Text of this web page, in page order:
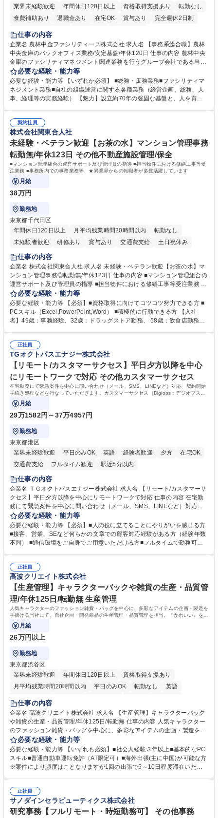
業界未経験歓迎
年間休日120日以上 資格取得支援あり
転勤なし
食費補助あり
退職金あり 在宅OK 賞与あり
完全週休2日制
インセンティブあり
仕事の内容
企業名 農林中金ファシリティーズ株式会社 求人名 【事務系総合職】農林
中央金庫のバックオフィス業務/安定基盤/年休120日 仕事の内容 農林中央
金庫のファシリティマネジメント関連業務を行うグループ会社である当社
にて、総務・庶務業務やファシリティマネジメントを行う事務系総合職を
募集いたします。 ■総務・庶務業務：外部委託先（外注先）や契約書の管
理、総務部門での管理業務、会計管理や決算業務、印刷物等の制作管理等
※親会社である農林中央金庫から受託した総務庶務業務 ■ファシリティマ
関する各種業務（経営企画、総務、人事、経理等） 募集職種 【事務系総
合職】農林中央金庫のバックオフィス業務/安定基盤/年休120日
必要な経験・能力等
必要な経験・能力等 【いずれか必須】 ■総務・庶務業務■ファシリティマ
ネジメント業務■自社の組織運営に関する各種業務（経営企画、総務、人
事、経理等の実務経験） 【魅力】設立約70年の強固な基盤と、人を育て
す。 また、業務がしっかりと基準化されており、中途入社でも質問しやす
く馴染みやすい和やかな社風です。さらに、簿記やファシリティマネジャ
ーなどの資格取得に向けた費用負担や報奨金制度が非常に手厚く、成長で
きる環境です。 学歴・資格 学歴：大学院 大学 高専 短大 語学力： 資格：
日商簿記検定2級
契約社員
株式会社関東合人社
未経験・ベテラン歓迎【お茶の水】マンション管理事務
転勤無/年休123日 その他不動産施設管理/保全
■マンション管理組合の運営サポート及び管理員の指導 ■担当物件における修繕工事等受
注業務 ■事務所内での事務業務等 ★異業界からの転職者が多数活躍しています
月給
38万円
勤務地
東京都千代田区
年間休日120日以上
月平均残業時間20時間以内
転勤なし
未経験者歓迎
研修あり 賞与あり 交通費支給 土日祝休み
仕事の内容
企業名 株式会社関東合人社 求人名 未経験・ベテラン歓迎【お茶の水】マ
ンション管理事務◎転勤無/年休123日 仕事の内容 ■マンション管理組合の
運営サポート及び管理員の指導 ■担当物件における修繕工事等受注業務 ■
事務所内での事務業務等 ★異業界からの転職者が多数活躍しています
【年収補足】532万円 ＋別途インセンティヴで平均約100万円/年（昨年度
実績） ＋管理業務主任者資格手当50,000円/月 ★親会社である株式会社合
人社計画研究所社のグループ会社として、質の高いサービスと適性価格を
無/年休123日
必要な経験・能力等
必要な経験・能力等 【必須】■資格取得に向けてコツコツ努力できる方 ■
PCスキル（Excel,PowerPoint,Word） ■積極的に行動できる方 【入社
者】49歳：事務経験、32歳：ドラッグストア勤務、 58歳：飲食店勤務
得出来ております！ 【魅力】■フレックス制度、未経験からでも下限年収
を一律支給！ ■管理業務主任者資格取得後には50,000円/月の手当あり！
学歴・資格 学歴：大学院 大学 高専 短大 専修学校 高校 語学力： 資格：第
一種運転免許普通自動車
正社員
TGオクトパスエナジー株式会社
【リモート/カスタマーサクセス】平日夕方以降を中心
にリモートワークで対応 その他カスタマーサクセス
在宅勤務にて緊急案件を中心に問い合わせ（メール、SMS、LINEなど）対応、契約開始
手続き処理などを行なっていただきます。カスタマーサクセス（Digiops：デジオプス）
と運用構築の業務となります。
月給
29万1582円～37万4957円
勤務地
東京都港区
業界未経験歓迎
平日のみOK 英語 経験者歓迎 夕方
在宅OK
交通費支給
フルタイム歓迎 駅近5分以内
仕事の内容
企業名 ＴＧオクトパスエナジー株式会社 求人名 【リモート/カスタマーサ
クセス】平日夕方以降を中心にリモートワークで対応 仕事の内容 在宅勤
務にて緊急案件を中心に問い合わせ（メール、SMS、LINEなど）対応、
契約開始手続き処理などを行なっていただきます。カスタマーサクセス
（Digiops：デジオプス）と運用構築の業務となります。 ■お問い合わせ
対応業務全般（システム入力、契約手続き含む） ■デジタルコミュニケー
ションツール（メール、SMS、LINE等）を使用 ■お客様のニーズに応じた
添ってサービス提供できることが魅力 募集職種 【リモート/カスタマーサ
クセス】平日夕方以降を中心にリモートワークで対応
必要な経験・能力等
必要な経験・能力等 【必須】■人の役に立てることにやりがいを感じる方
■接客、営業、SEなど何らかの文章での顧客対応経験がある方（経験年数
不問） ■通信環境をご自身でご用意いただける方■フルタイムで勤務可能
境に貢献したい■改善提案や改善アクション等新しいことに意欲がある方
【英語（語学力）】■翻訳ツールを用い英語でコミュニケーションをとる
ことに抵抗がない方■英語は話せなくても問題はありませんが、英語が話
せますと、よりチャンスが広がります。※日本語がネイティブレベル必須
学歴・資格 学歴：大学院 大学 高専 短大 専修学校 高校 語学力： 資格：
正社員
高波クリエイト株式会社
【生産管理】キャラクターバックや雑貨の生産・品質管
理/年休125日/転勤無 生産管理
人気キャラクターのファッション雑貨・バッグを中心に、多彩なアイテムの企画・製造を
手掛ける当社にて、自社企画・開発商品の生産管理・品質管理を担当。『かわいい』を届
けるやりがいのあるポジションです。
月給
26万円以上
勤務地
東京都渋谷区
業界未経験歓迎
年間休日120日以上
資格取得支援あり
月平均残業時間20時間以内
平日のみOK 転勤なし
英語
住宅手当あり
完全週休2日制
交通費支給 駅近5分以内 中国語 土日祝休み
仕事の内容
企業名 高波クリエイト株式会社 求人名 【生産管理】キャラクターバック
や雑貨の生産・品質管理/年休125日/転勤無 仕事の内容 人気キャラクター
のファッション雑貨・バッグを中心に、多彩なアイテムの企画・製造を手
掛ける当社にて、自社企画・開発商品の生産管理・品質管理を担当。『か
わいい』を届けるやりがいのあるポジションです。 有名ブランドやキャラ
クターライセンスを活用した商品の企画・開発・販売を行っています。企
画段階から納品まで、商品の製造に関わる全てのプロセスにおいて、生産
元様とのやり取り、輸入関連の書類の管理、国内倉庫での品質チェック、
工場開拓などがございます。 募集職種 【生産管理】キャラクターバック
や雑貨の生産・品質管理/年休125日/転勤無
必要な経験・能力等
必要な経験・能力等 【いずれも必須】■社会人経験３年以上■基本的なPC
スキル■普通自動車運転免許（AT限定可）■海外出張(主に中国)が可能な方
※案件により頻度はことなりますが1回の出張で5～10日程度滞在いただ
め、『コツコツと実直に取り組める方』 ・工場やライセンス元を含む社内
外関係者と友好なコミュニケーションが取れる方 ※折衝は営業担当がメイ
ンで行います。 学歴・資格 学歴：大学院 大学 高専 短大 専修学校 高校 語
正社員
サノダインセラピューティクス株式会社
研究事務【フルリモート・時短勤務可】 その他事務